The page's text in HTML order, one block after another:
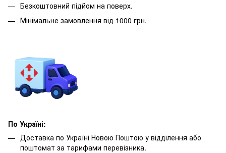
Безкоштовний підйом на поверх.
Мінімальне замовлення від 1000 грн.
По Україні:
Доставка по Україні Новою Поштою у відділення або
поштомат за тарифами перевізника.